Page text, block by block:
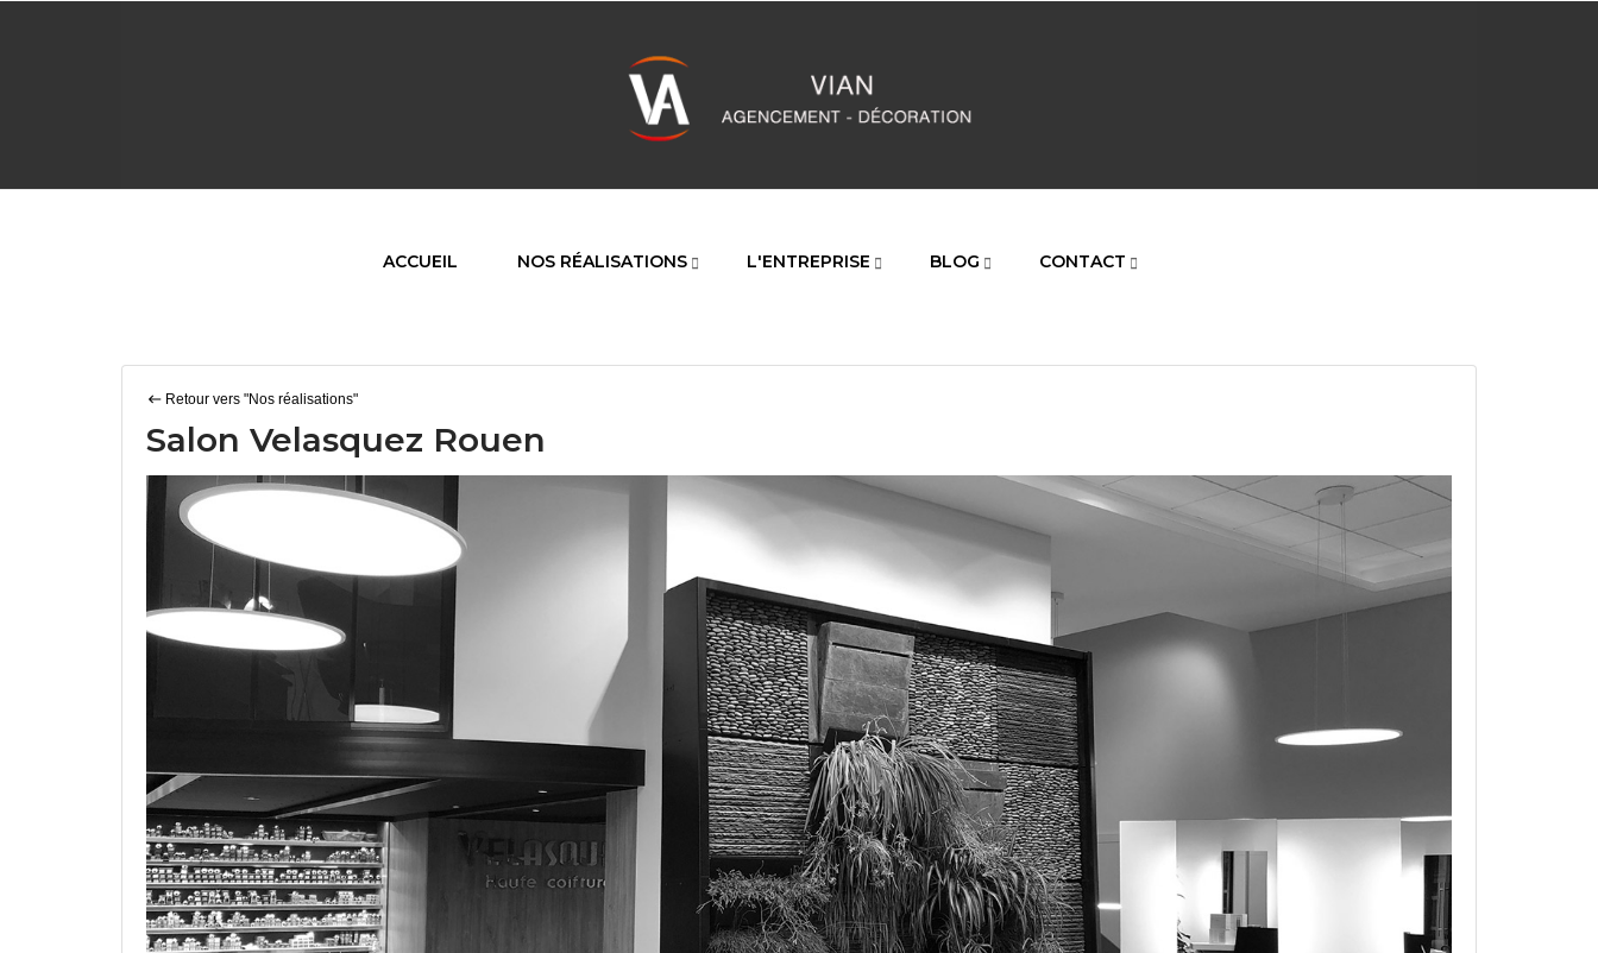
ACCUEIL NOS RÉALISATIONS L'ENTREPRISE BLOG CONTACT
Retour vers "Nos réalisations"
Salon Velasquez Rouen